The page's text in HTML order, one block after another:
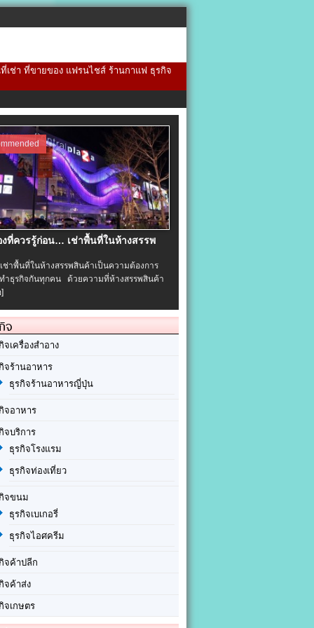
เช่า ที่ขายของ แฟรนไชส์ ร้านกาแฟ ธุรกิจ
งที่ควรรู้ก่อน… เช่าพื้นที่ในห้างสรรพ
าพื้นที่ในห้างสรรพสินค้าเป็นความต้องการ
ำธุรกิจกันทุกคน ด้วยความที่ห้างสรรพสินค้า
จ
จเครื่องสำอาง
จร้านอาหาร
ธุรกิจร้านอาหารญี่ปุ่น
จอาหาร
จบริการ
ธุรกิจโรงแรม
ธุรกิจท่องเที่ยว
จขนม
ธุรกิจเบเกอรี่
ธุรกิจไอศครีม
จค้าปลีก
จค้าส่ง
จเกษตร